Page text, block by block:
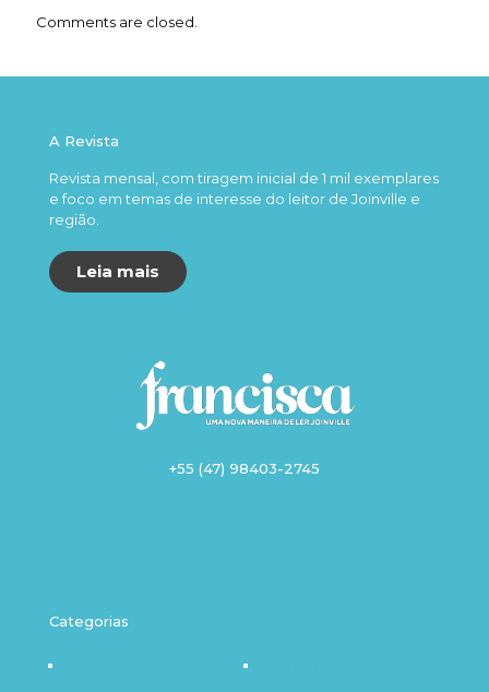
Comments are closed.
A Revista
Revista mensal, com tiragem inicial de 1 mil exemplares
e foco em temas de interesse do leitor de Joinville e
região.
Leia mais
+55 (47) 98403-2745
Categorias